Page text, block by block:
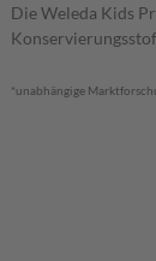
Die Weleda Kids
*unabhängige